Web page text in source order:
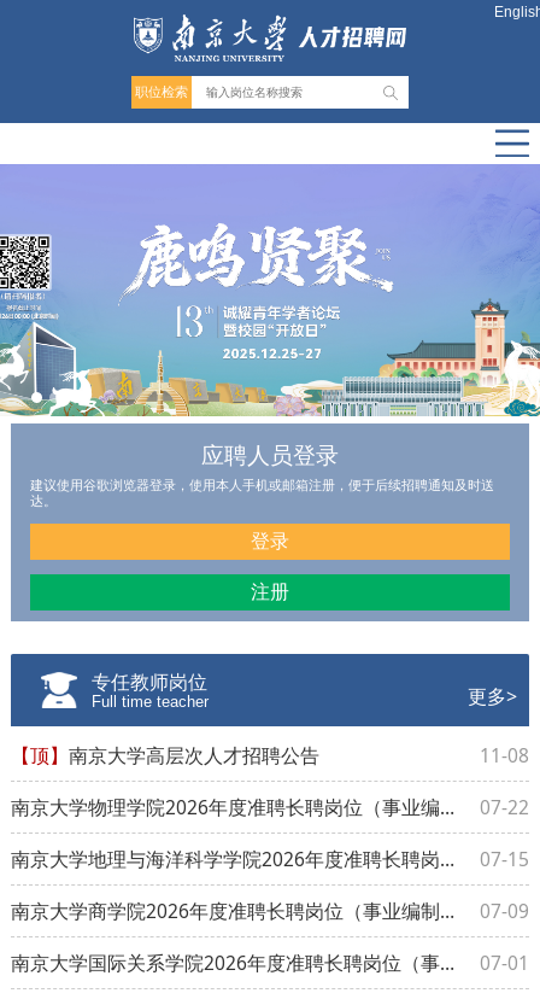
职位检索
应聘人员登录
建议使用谷歌浏览器登录，使用本人手机或邮箱注册，便于后续招聘通知及时送
达。
登录
注册
专任教师岗位
Full time teacher 更多>
【顶】 南京大学高层次人才招聘公告
11-08
南京大学物理学院2026年度准聘长聘岗位（事业编制）招聘公告
07-22
南京大学地理与海洋科学学院2026年度准聘长聘岗位（事业编制）招聘公告
07-15
南京大学商学院2026年度准聘长聘岗位（事业编制）招聘公告
07-09
南京大学国际关系学院2026年度准聘长聘岗位（事业编制）招聘公告
07-01